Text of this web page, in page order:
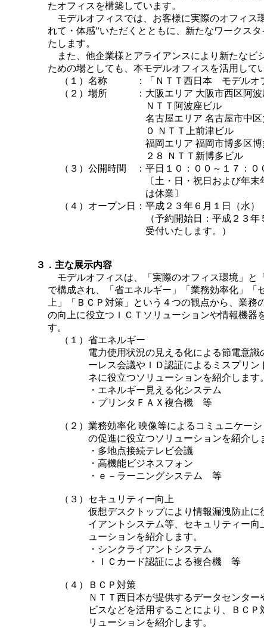
たオフィスを構築しています。
モデルオフィスでは、お客様に実際のオフィス
れて・体感”いただくとともに、新たなワークス
たします。
また、他企業様とアライアンスにより新たなビ
ための場としても、本モデルオフィスを活用して
（１）名称
：
「ＮＴＴ西日本 モデルオ
（２）場所
： 大阪エリア 大阪市西区阿波
ＮＴＴ阿波座ビル
名古屋エリア 名古屋市中区
０ ＮＴＴ上前津ビル
福岡エリア 福岡市博多区博
２８ ＮＴＴ新博多ビル
（３）公開時間
： 平日１０：００～１７：０
〔土・日・祝日および年末
は休業〕
（４）オープン日
： 平成２３年６月１日（水）
（予約開始日：平成２３年
受付いたします。）
３．主な展示内容
モデルオフィスは、「実際のオフィス環境」と
で構成され、「省エネルギー」「業務効率化」「
上」「ＢＣＰ対策」という４つの観点から、業務
の向上に役立つＩＣＴソリューションや情報機器
す。
（１） 省エネルギー
電力使用状況の見える化による節電意識
ーレス会議やＩＤ認証によるミスプリン
ネに役立つソリューションを紹介します。
・エネルギー見える化システム
・プリンタＦＡＸ複合機 等
（２） 業務効率化 映像等によるコミュニケー
の促進に役立つソリューションを紹介し
・多地点接続テレビ会議
・高機能ビジネスフォン
・ｅ－ラーニングシステム 等
（３） セキュリティー向上
仮想デスクトップにより情報漏洩防止に
イアントシステム等、セキュリティー向
ューションを紹介します。
・シンクライアントシステム
・ＩＣカード認証による複合機 等
（４）
ＢＣＰ対策
ＮＴＴ西日本が提供するデータセンター
ビスなどを活用することにより、ＢＣＰ
リューションを紹介します。